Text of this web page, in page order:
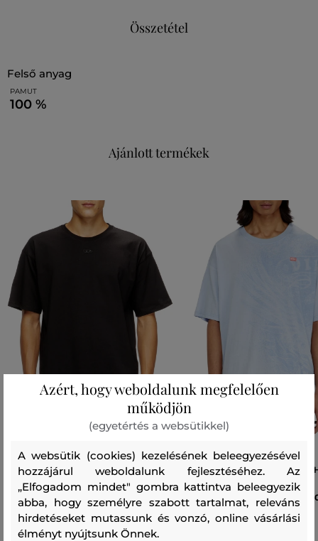
Összetétel
felső anyag
PAMUT
100 %
Ajánlott termékek
PÓLÓ DIESEL T-LUCIEN-IHBI T-SHIRT
40 990 Ft
Elérhető méretek:
M, L, XL, XXL
PÓLÓ DIESEL T-BOXT-AA3 T-
Elérhető méretek:
Azért, hogy weboldalunk megfelelően
működjön
(egyetértés a websütikkel)
A websütik (cookies) kezelésének beleegyezésével
hozzájárul weboldalunk fejlesztéséhez. Az
„Elfogadom mindet" gombra kattintva beleegyezik
abba, hogy személyre szabott tartalmat, releváns
hirdetéseket mutassunk és vonzó, online vásárlási
élményt nyújtsunk Önnek.